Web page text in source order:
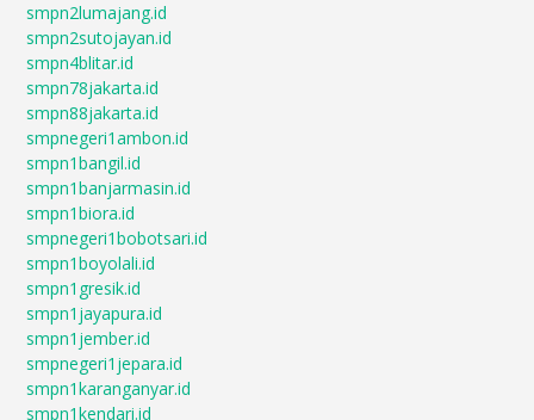
smpn2lumajang.id
smpn2sutojayan.id
smpn4blitar.id
smpn78jakarta.id
smpn88jakarta.id
smpnegeri1ambon.id
smpn1bangil.id
smpn1banjarmasin.id
smpn1biora.id
smpnegeri1bobotsari.id
smpn1boyolali.id
smpn1gresik.id
smpn1jayapura.id
smpn1jember.id
smpnegeri1jepara.id
smpn1karanganyar.id
smpn1kendari.id